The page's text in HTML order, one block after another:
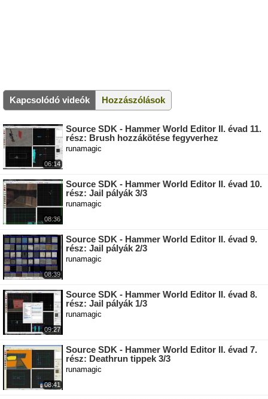
Kapcsolódó videók Hozzászólások
06:14
Source SDK - Hammer World Editor II. évad 11.
rész: Brush hozzákötése fegyverhez
runamagic
08:36
Source SDK - Hammer World Editor II. évad 10.
rész: Jail pályák 3/3
runamagic
08:39
Source SDK - Hammer World Editor II. évad 9.
rész: Jail pályák 2/3
runamagic
09:27
Source SDK - Hammer World Editor II. évad 8.
rész: Jail pályák 1/3
runamagic
08:41
Source SDK - Hammer World Editor II. évad 7.
rész: Deathrun tippek 3/3
runamagic